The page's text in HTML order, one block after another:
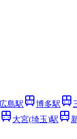
広島駅 博多駅
大宮(埼玉)駅